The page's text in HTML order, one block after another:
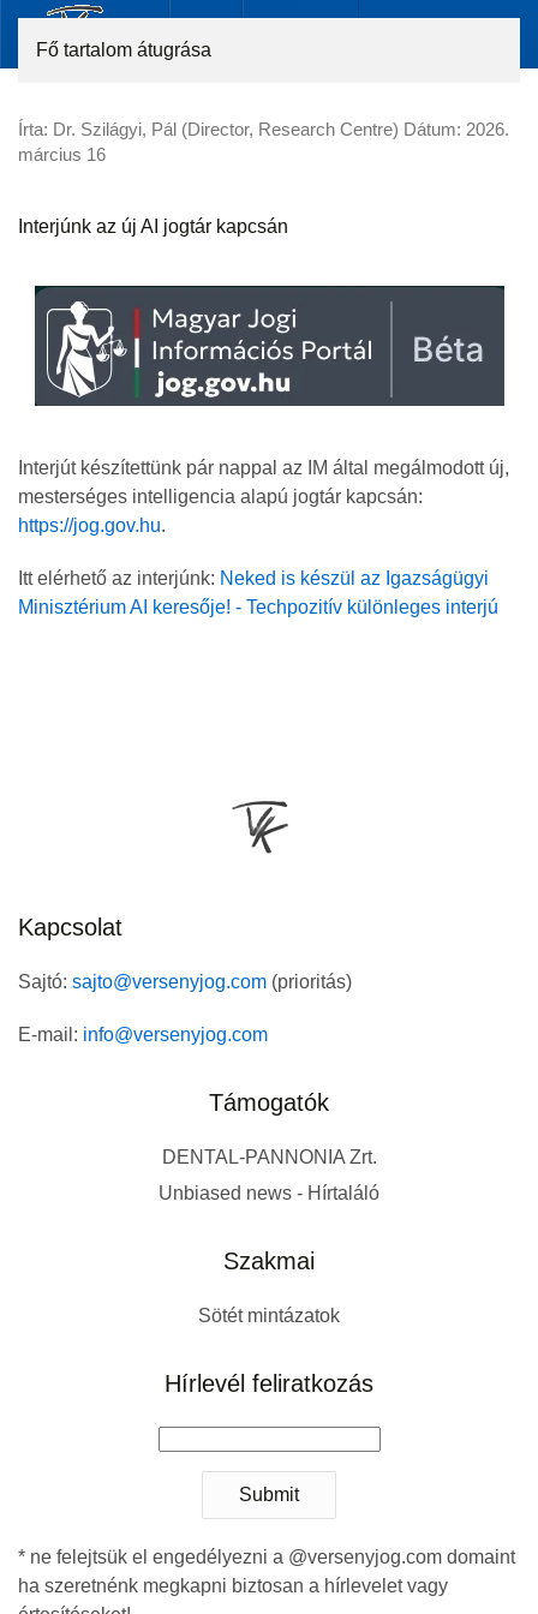
Fő tartalom átugrása
Írta: Dr. Szilágyi, Pál (Director, Research Centre) Dátum: 2026.
március 16
Interjúnk az új AI jogtár kapcsán
Interjút készítettünk pár nappal az IM által megálmodott új,
mesterséges intelligencia alapú jogtár kapcsán:
https://jog.gov.hu.
Itt elérhető az interjúnk: Neked is készül az Igazságügyi
Minisztérium AI keresője! - Techpozitív különleges interjú
Kapcsolat
Sajtó: sajto@versenyjog.com (prioritás)
E-mail: info@versenyjog.com
Támogatók
DENTAL-PANNONIA Zrt.
Unbiased news - Hírtaláló
Szakmai
Sötét mintázatok
Hírlevél feliratkozás
Submit
* ne felejtsük el engedélyezni a @versenyjog.com domaint
ha szeretnénk megkapni biztosan a hírlevelet vagy